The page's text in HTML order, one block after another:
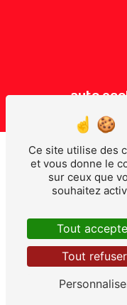
Ce site utilise des
et vous donne le
sur ceux que
souhaitez
Tout
Tout refuser